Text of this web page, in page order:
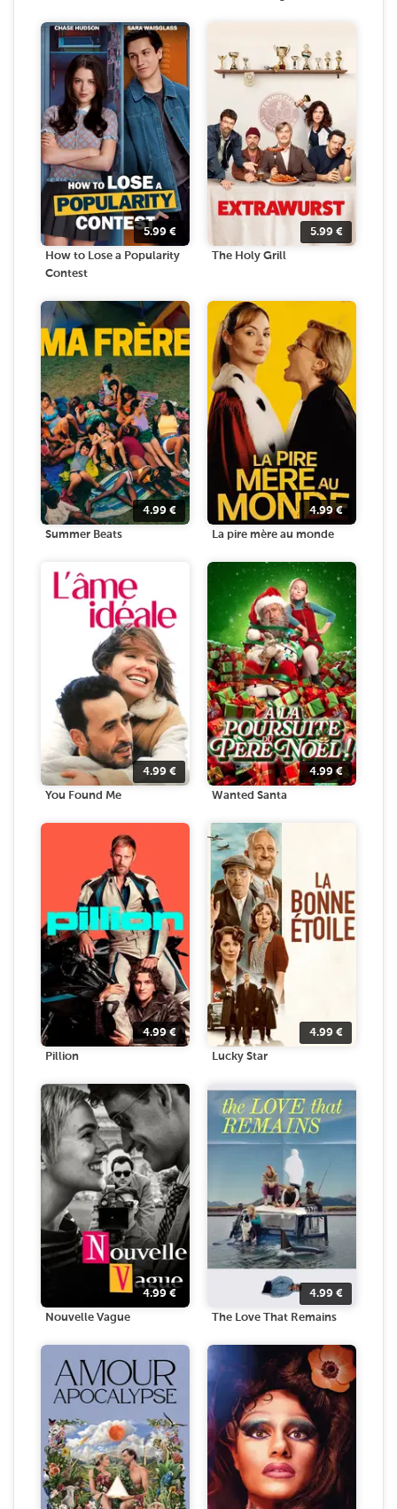
5.99 €
How to Lose a Popularity
Contest
5.99 €
The Holy Grill
4.99 €
Summer Beats
4.99€
La pire mère au monde
4.99 €
You Found Me
4.99€
Wanted Santa
4.99€
Pillion
4.99 €
Lucky Star
4.99 €
Nouvelle Vague
4.99 €
The Love That Remains